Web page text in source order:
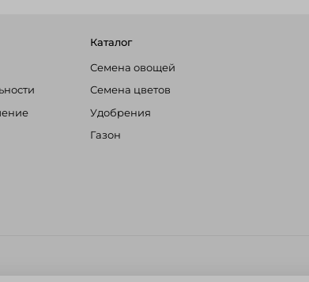
Каталог
Семена овощей
Семена цветов
Удобрения
Газон